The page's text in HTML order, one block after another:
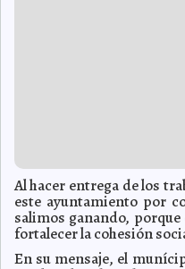
Al hacer entrega de los
este ayuntamiento por
salimos ganando,
fortalecer la cohesión
En su mensaje, el